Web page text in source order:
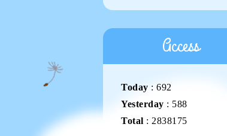
Access
Today : 692
Yesterday : 588
Total : 2838175